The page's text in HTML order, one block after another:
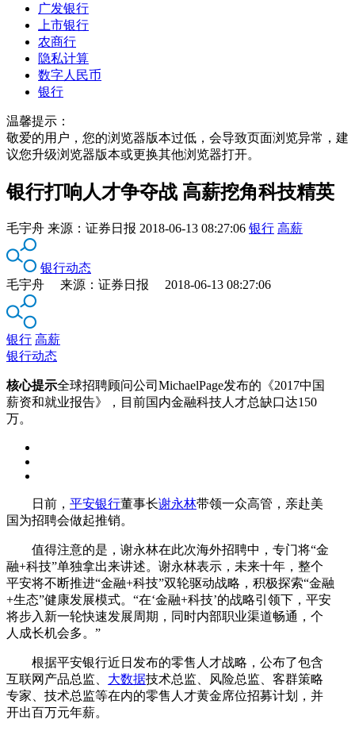
广发银行
上市银行
农商行
隐私计算
数字人民币
银行
温馨提示：
敬爱的用户，您的浏览器版本过低，会导致页面浏览异常，建
议您升级浏览器版本或更换其他浏览器打开。
银行打响人才争夺战 高薪挖角科技精英
毛宇舟 来源： 证券日报 2018-06-13 08:27:06 银行 高薪
银行动态
毛宇舟 来源：证券日报 2018-06-13 08:27:06
银行 高薪
银行动态
核心提示全球招聘顾问公司MichaelPage发布的《2017中国
薪资和就业报告》，目前国内金融科技人才总缺口达150
万。
日前， 平安银行董事长谢永林带领一众高管，亲赴美
国为招聘会做起推销。
值得注意的是，谢永林在此次海外招聘中，专门将“金
融+科技”单独拿出来讲述。谢永林表示，未来十年，整个
平安将不断推进“金融+科技”双轮驱动战略，积极探索“金融
+生态”健康发展模式。“在‘金融+科技’的战略引领下，平安
将步入新一轮快速发展周期，同时内部职业渠道畅通，个
人成长机会多。”
根据平安银行近日发布的零售人才战略，公布了包含
互联网产品总监、 大数据技术总监、风险总监、客群策略
专家、技术总监等在内的零售人才黄金席位招募计划，并
开出百万元年薪。